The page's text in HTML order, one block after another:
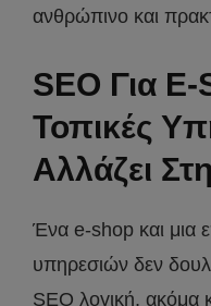
ανθρώπινο και
SEO Για
Τοπικές
Αλλάζει
Ένα e-shop και μια
υπηρεσιών δεν
SEO λογική, ακόμα